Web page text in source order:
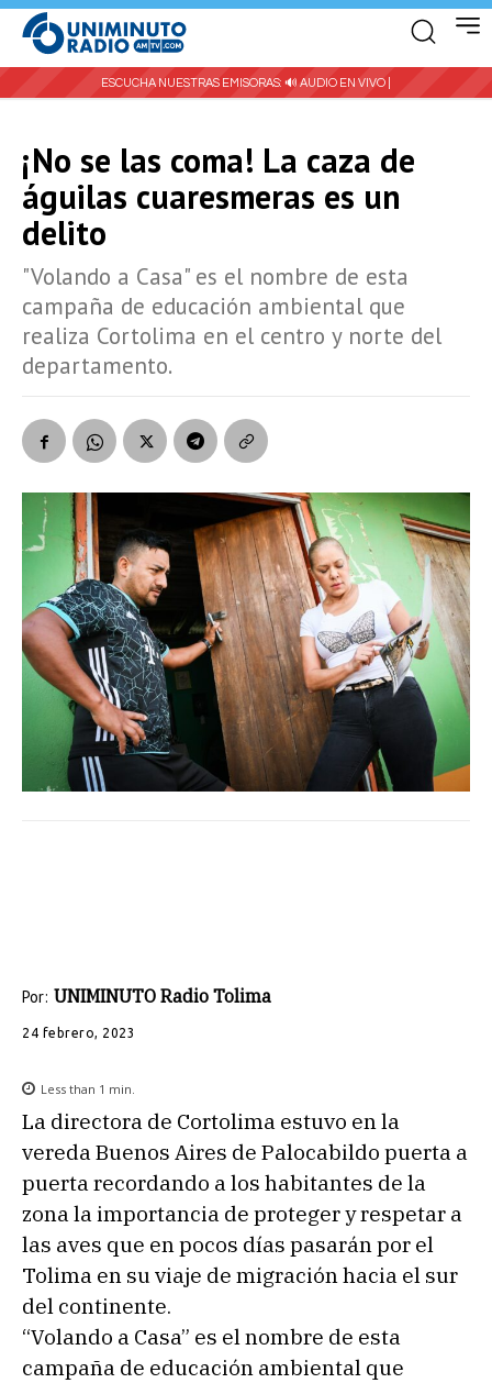
ESCUCHA NUESTRAS EMISORAS: 🔊 AUDIO EN VIVO |
¡No se las coma! La caza de
águilas cuaresmeras es un
delito
"Volando a Casa" es el nombre de esta
campaña de educación ambiental que
realiza Cortolima en el centro y norte del
departamento.
Por: UNIMINUTO Radio Tolima
24 febrero, 2023
Less than 1 min.
La directora de Cortolima estuvo en la
vereda Buenos Aires de Palocabildo puerta a
puerta recordando a los habitantes de la
zona la importancia de proteger y respetar a
las aves que en pocos días pasarán por el
Tolima en su viaje de migración hacia el sur
del continente.
“Volando a Casa” es el nombre de esta
campaña de educación ambiental que